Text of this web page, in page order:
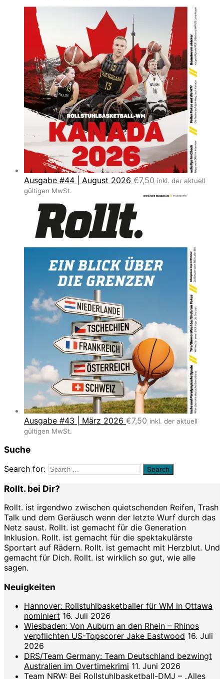
Ausgabe #44 | August 2026 €7,50 inkl. der aktuell
gültigen MwSt.
Ausgabe #43 | März 2026 €7,50 inkl. der aktuell
gültigen MwSt.
Suche
Search for:
Rollt. bei Dir?
Rollt. ist irgendwo zwischen quietschenden Reifen, Trash
Talk und dem Geräusch wenn der letzte Wurf durch das
Netz saust. Rollt. ist gemacht für die Generation
Inklusion. Rollt. ist gemacht für die spektakulärste
Sportart auf Rädern. Rollt. ist gemacht mit Herzblut. Und
gemacht für Dich. Rollt. ist wirklich so gut, wie alle
sagen.
Neuigkeiten
Hannover: Rollstuhlbasketballer für WM in Ottawa
nominiert 16. Juli 2026
Wiesbaden: Von Auburn an den Rhein – Rhinos
verpflichten US-Topscorer Jake Eastwood 16. Juli
2026
DRS/Team Germany: Team Deutschland bezwingt
Australien im Overtimekrimi 11. Juni 2026
Team NRW: Bei Rollstuhlbasketball-DMJ – „Alles